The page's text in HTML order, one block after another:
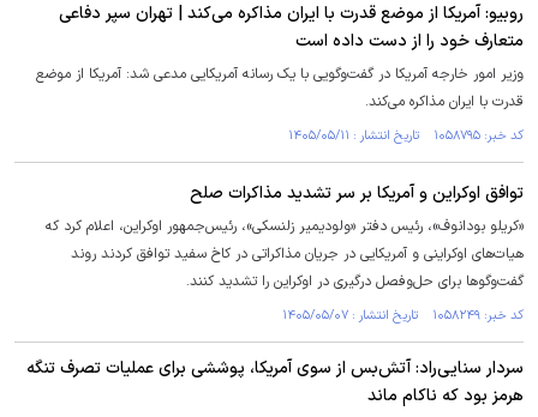
روبیو: آمریکا از موضع قدرت با ایران مذاکره می‌کند | تهران سپر دفاعی
متعارف خود را از دست داده است
وزیر امور خارجه آمریکا در گفت‌وگویی با یک رسانه آمریکایی مدعی شد: آمریکا از موضع
قدرت با ایران مذاکره می‌کند.
کد خبر: ۱۰۵۸۷۹۵ تاریخ انتشار : ۱۴۰۵/۰۵/۱۱
توافق اوکراین و آمریکا بر سر تشدید مذاکرات صلح
«کریلو بودانوف»، رئیس دفتر «ولودیمیر زلنسکی»، رئیس‌جمهور اوکراین، اعلام کرد که
هیات‌های اوکراینی و آمریکایی در جریان مذاکراتی در کاخ سفید توافق کردند روند
گفت‌وگوها برای حل‌وفصل درگیری در اوکراین را تشدید کنند.
کد خبر: ۱۰۵۸۲۴۹ تاریخ انتشار : ۱۴۰۵/۰۵/۰۷
سردار سنایی‌راد: آتش‌بس از سوی آمریکا، پوششی برای عملیات تصرف تنگه
هرمز بود که ناکام ماند